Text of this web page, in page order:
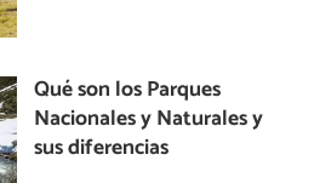
Qué son los Parques
Nacionales y Naturales y
sus diferencias